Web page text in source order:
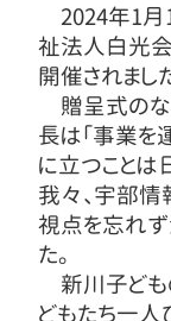
2024年1月
祉法人白光
開催されまし
贈呈式のな
長は「事業を
に立つことは
我々、宇部情
視点を忘れず
た。
新川子ども
どもたち一人